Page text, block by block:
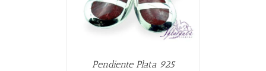
Pendiente Plata 925